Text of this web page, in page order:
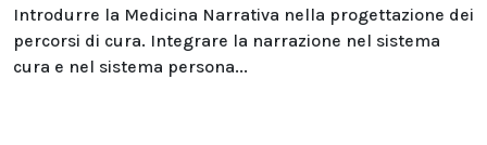
Introdurre la Medicina Narrativa nella progettazione dei
percorsi di cura. Integrare la narrazione nel sistema
cura e nel sistema persona...